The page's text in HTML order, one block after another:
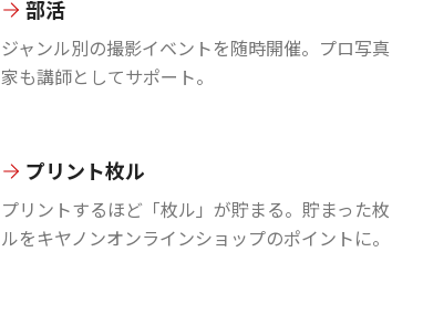
部活
ジャンル別の撮影イベントを随時開催。プロ写真
家も講師としてサポート。
プリント枚ル
プリントするほど「枚ル」が貯まる。貯まった枚
ルをキヤノンオンラインショップのポイントに。